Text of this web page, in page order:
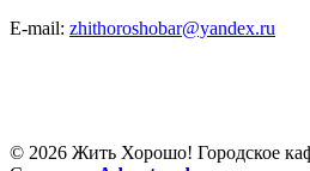
E-mail: zhithoroshobar@yandex.ru
© 2026 Жить Хорошо! Городское